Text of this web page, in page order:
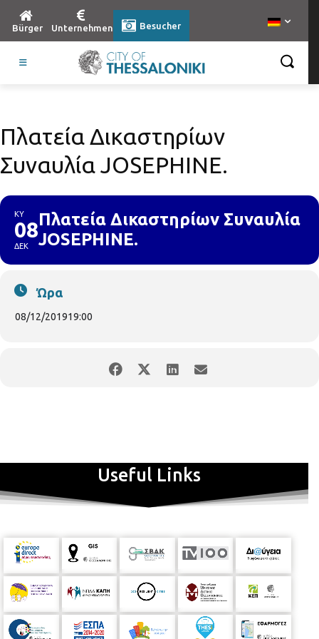
Bürger Unternehmen Besucher
Πλατεία Δικαστηρίων
Συναυλία JOSEPHINE.
ΚΥ
08
ΔΕΚ
Πλατεία Δικαστηρίων Συναυλία
JOSEPHINE.
Ώρα
08/12/201919:00
Useful Links